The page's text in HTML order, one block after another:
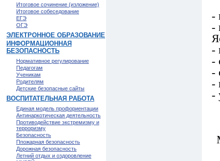
Итоговое сочинение (изложение)
Итоговое собеседование
ЕГЭ
ОГЭ
ЭЛЕКТРОННОЕ ОБРАЗОВАНИЕ
ИНФОРМАЦИОННАЯ
БЕЗОПАСНОСТЬ
Нормативное регулирование
Педагогам
Ученикам
Родителям
Детские безопасные сайты
ВОСПИТАТЕЛЬНАЯ РАБОТА
Единая модель профориентации
Антинаркотическая деятельность
Противодействие экстремизму и
терроризму
Безопасность
Ппожарная безопасность
Дорожная безопасность
Летний отдых и оздоровление
-
-
-
-
-
-
-